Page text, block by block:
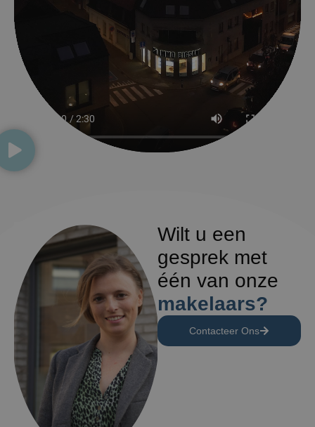
Wilt u een
gesprek met
één van onze
makelaars?
Contacteer Ons